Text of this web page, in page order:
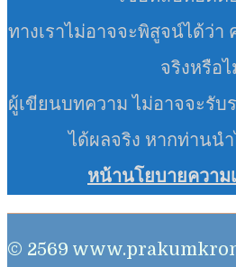
ทางเราไม่อาจจะพิสูจน์ได้ว่า
จริงหรือไ
ผู้เขียนบทความ ไม่อาจจะรับ
ได้ผลจริง หากท่านน
หน้านโยบายความ
© 2569